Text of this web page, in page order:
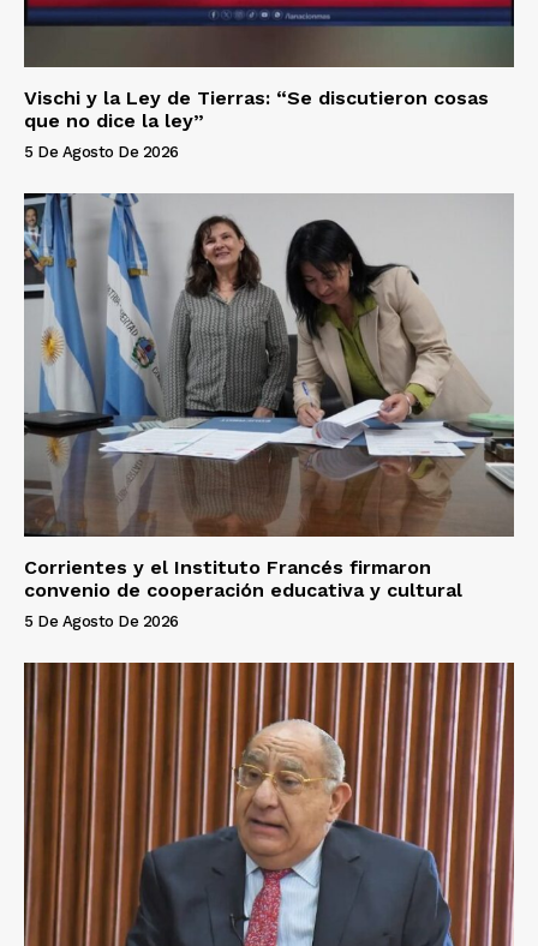
Vischi y la Ley de Tierras: “Se discutieron cosas
que no dice la ley”
5 De Agosto De 2026
Corrientes y el Instituto Francés firmaron
convenio de cooperación educativa y cultural
5 De Agosto De 2026